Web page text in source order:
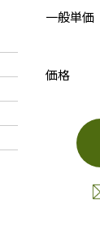
一般単価
価格